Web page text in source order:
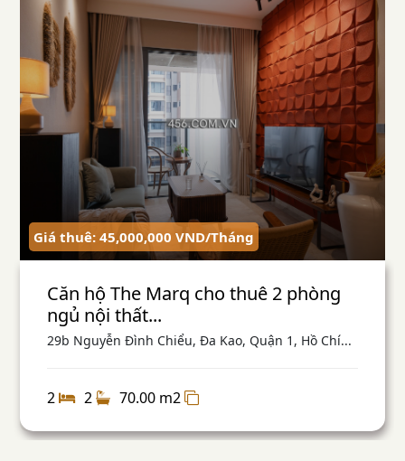
Giá thuê: 45,000,000 VND/Tháng
Căn hộ The Marq cho thuê 2 phòng
ngủ nội thất...
29b Nguyễn Đình Chiểu, Đa Kao, Quận 1, Hồ Chí...
2 2 70.00 m2